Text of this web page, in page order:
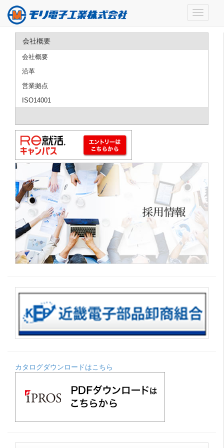
会社概要
会社概要
沿革
営業拠点
ISO14001
カタログダウンロードはこちら